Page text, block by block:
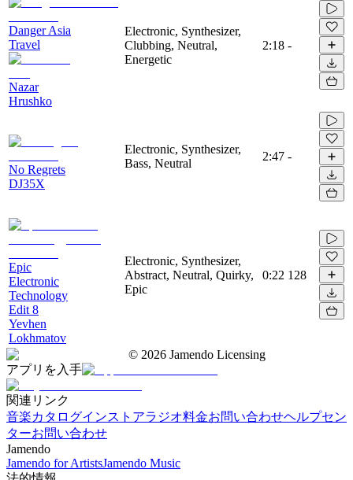
Danger Asia
Travel
Nazar
Hrushko
Electronic, Synthesizer,
Clubbing, Neutral,
Energetic
2:18 -
No Regrets
DJ35X
Electronic, Synthesizer,
Bass, Neutral
2:47 -
Epic
Electronic
Technology
Edit 8
Yevhen
Lokhmatov
Electronic, Synthesizer,
Abstract, Neutral, Quirky,
Epic
0:22 128
© 2026 Jamendo Licensing
アプリを入手
関連リンク
音楽カタログインストアラジオ料金お問い合わせヘルプセン
ターお問い合わせ
Jamendo
Jamendo for ArtistsJamendo Music